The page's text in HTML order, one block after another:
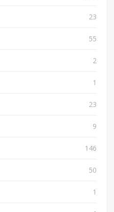
23
55
2
1
23
9
146
50
1